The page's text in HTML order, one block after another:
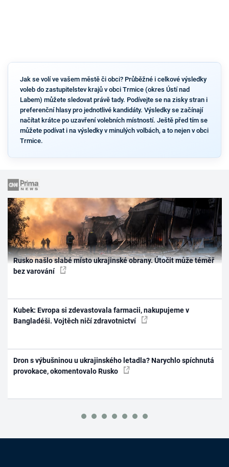
Jak se volí ve vašem městě či obci? Průběžné i celkové výsledky
voleb do zastupitelstev krajů v obci Trmice (okres Ústí nad
Labem) můžete sledovat právě tady. Podívejte se na zisky stran i
preferenční hlasy pro jednotlivé kandidáty. Výsledky se začínají
načítat krátce po uzavření volebních místností. Ještě před tím se
můžete podívat i na výsledky v minulých volbách, a to nejen v obci
Trmice.
Rusko našlo slabé místo ukrajinské obrany. Útočit může téměř
bez varování
Kubek: Evropa si zdevastovala farmacii, nakupujeme v
Bangladéši. Vojtěch ničí zdravotnictví
Dron s výbušninou u ukrajinského letadla? Narychlo spíchnutá
provokace, okomentovalo Rusko